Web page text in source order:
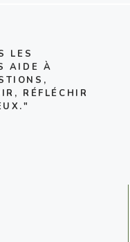
LES
AIDE À
RÉFLÉCHIR